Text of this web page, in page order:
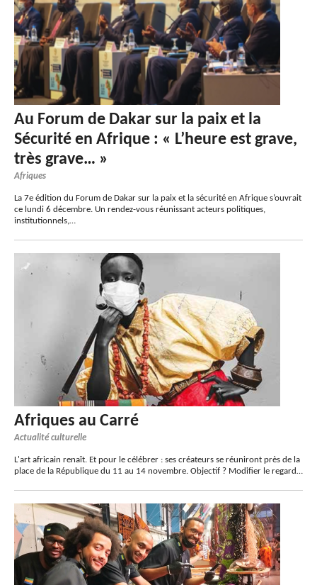
Au Forum de Dakar sur la paix et la
Sécurité en Afrique : « L’heure est grave,
très grave… »
Afriques
La 7e édition du Forum de Dakar sur la paix et la sécurité en Afrique s’ouvrait
ce lundi 6 décembre. Un rendez-vous réunissant acteurs politiques,
institutionnels,…
Afriques au Carré
Actualité culturelle
L'art africain renaît. Et pour le célébrer : ses créateurs se réuniront près de la
place de la République du 11 au 14 novembre. Objectif ? Modifier le regard…